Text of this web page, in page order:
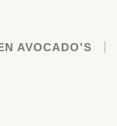
AVOCADO’S